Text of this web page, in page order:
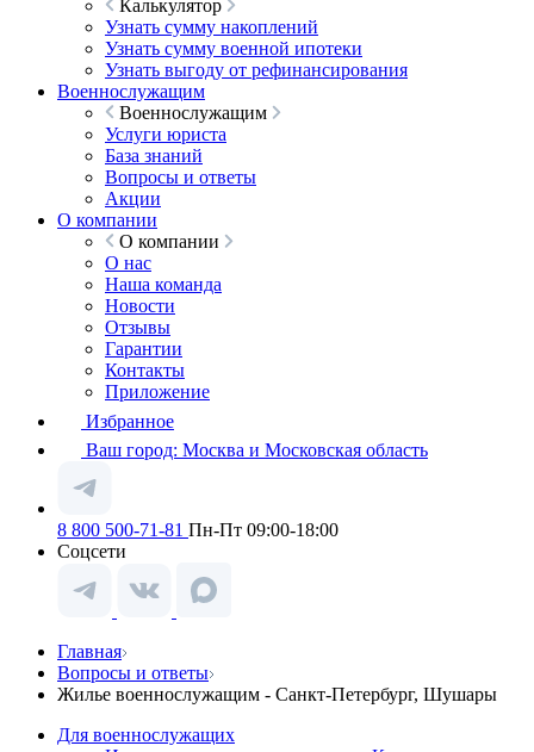
Калькулятор
Узнать сумму накоплений
Узнать сумму военной ипотеки
Узнать выгоду от рефинансирования
Военнослужащим
Военнослужащим
Услуги юриста
База знаний
Вопросы и ответы
Акции
О компании
О компании
О нас
Наша команда
Новости
Отзывы
Гарантии
Контакты
Приложение
Избранное
Ваш город: Москва и Московская область
8 800 500-71-81 Пн-Пт 09:00-18:00
Соцсети
Главная
Вопросы и ответы
Жилье военнослужащим - Санкт-Петербург, Шушары
Для военнослужащих